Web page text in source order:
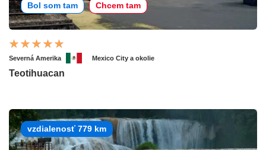
Bol som tam Chcem tam
Severná Amerika Mexico City a okolie
Teotihuacan
vzdialenosť 779 km